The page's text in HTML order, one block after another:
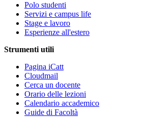
Polo studenti
Servizi e campus life
Stage e lavoro
Esperienze all'estero
Strumenti utili
Pagina iCatt
Cloudmail
Cerca un docente
Orario delle lezioni
Calendario accademico
Guide di Facoltà